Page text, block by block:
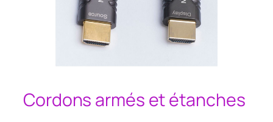
Cordons armés et étanches